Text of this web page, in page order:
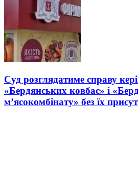
Суд розглядатиме справу
«Бердянських ковбас» і
м’ясокомбінату» без їх